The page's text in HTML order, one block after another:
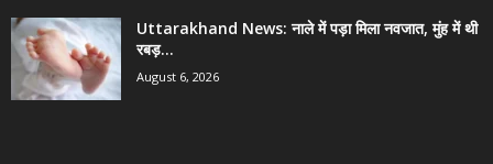
Uttarakhand News: नाले में पड़ा मिला नवजात, मुंह में थी
रबड़...
August 6, 2026